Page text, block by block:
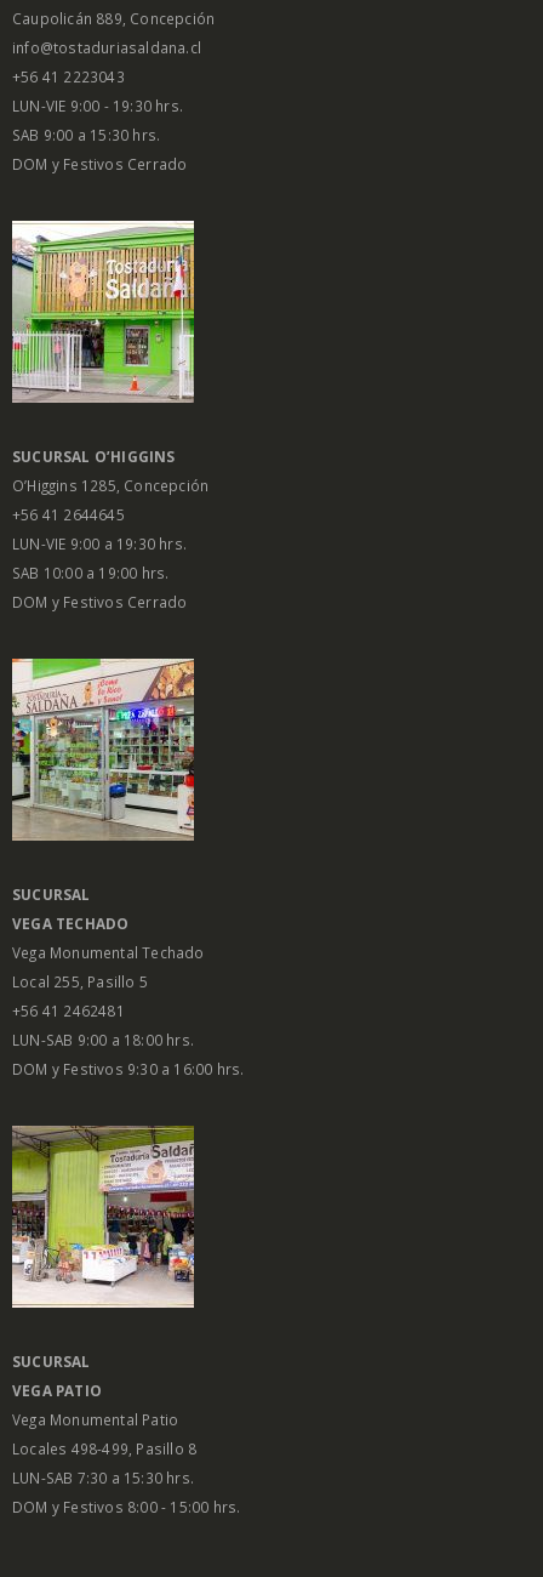
Caupolicán 889, Concepción
info@tostaduriasaldana.cl
+56 41 2223043
LUN-VIE 9:00 - 19:30 hrs.
SAB 9:00 a 15:30 hrs.
DOM y Festivos Cerrado
SUCURSAL O’HIGGINS
O’Higgins 1285, Concepción
+56 41 2644645
LUN-VIE 9:00 a 19:30 hrs.
SAB 10:00 a 19:00 hrs.
DOM y Festivos Cerrado
SUCURSAL
VEGA TECHADO
Vega Monumental Techado
Local 255, Pasillo 5
+56 41 2462481
LUN-SAB 9:00 a 18:00 hrs.
DOM y Festivos 9:30 a 16:00 hrs.
SUCURSAL
VEGA PATIO
Vega Monumental Patio
Locales 498-499, Pasillo 8
LUN-SAB 7:30 a 15:30 hrs.
DOM y Festivos 8:00 - 15:00 hrs.